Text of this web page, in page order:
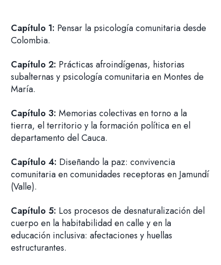
Capítulo 1: Pensar la psicología comunitaria desde
Colombia.
Capítulo 2: Prácticas afroindígenas, historias
subalternas y psicología comunitaria en Montes de
María.
Capítulo 3: Memorias colectivas en torno a la
tierra, el territorio y la formación política en el
departamento del Cauca.
Capítulo 4: Diseñando la paz: convivencia
comunitaria en comunidades receptoras en Jamundí
(Valle).
Capítulo 5: Los procesos de desnaturalización del
cuerpo en la habitabilidad en calle y en la
educación inclusiva: afectaciones y huellas
estructurantes.